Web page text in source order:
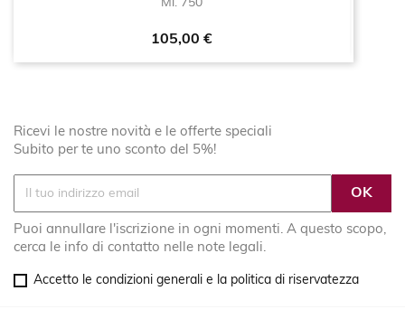
Ml. 750
Prezzo
105,00 €
Ricevi le nostre novità e le offerte speciali
Subito per te uno sconto del 5%!
Puoi annullare l'iscrizione in ogni momenti. A questo scopo,
cerca le info di contatto nelle note legali.
Accetto le condizioni generali e la politica di riservatezza